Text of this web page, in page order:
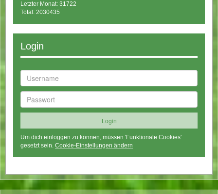
Letzter Monat: 31722
Total: 2030435
Login
Um dich einloggen zu können, müssen 'Funktionale Cookies'
gesetzt sein. Cookie-Einstellungen ändern